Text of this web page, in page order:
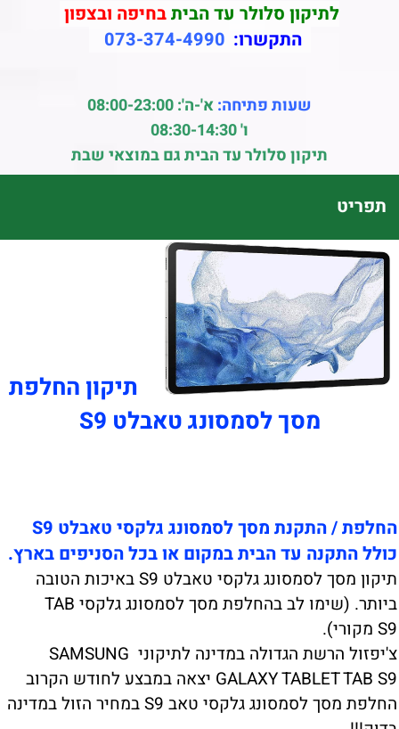
לתיקון סלולר עד הביתבחיפה ובצפון
התקשרו: 073-374-4990
שעות פתיחה:א'-ה': 08:00-23:00
ו' 08:30-14:30
תיקון סלולר עד הבית גם במוצאי שבת
תפריט
תיקון החלפת
מסך לסמסונג טאבלט S9
החלפת / התקנת מסך לסמסונג גלקסי טאבלט S9
כולל התקנה עד הבית במקום או בכל הסניפים בארץ.
תיקון מסך לסמסונג גלקסי טאבלט S9 באיכות הטובה
ביותר. (שימו לב בהחלפת מסך לסמסונג גלקסי TAB
S9 מקורי).
צ'יפזול הרשת הגדולה במדינה לתיקוני SAMSUNG
GALAXY TABLET TAB S9 יצאה במבצע לחודש הקרוב
החלפת מסך לסמסונג גלקסי טאב S9 במחיר הזול במדינה